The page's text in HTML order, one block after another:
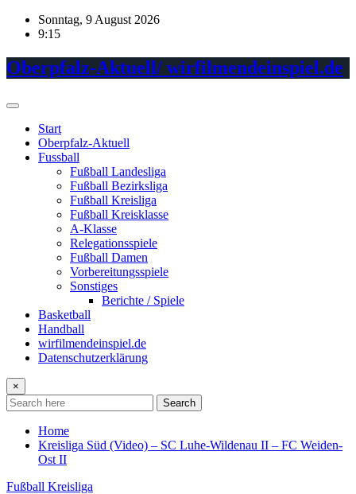
Skip
Sonntag, 9 August 2026
9:15
Oberpfalz-Aktuell/ wirfilmendeinspiel.de
Start
Oberpfalz-Aktuell
Fussball
Fußball Landesliga
Fußball Bezirksliga
Fußball Kreisliga
Fußball Kreisklasse
A-Klasse
Relegationsspiele
Fußball Damen
Vorbereitungsspiele
Sonstiges
Berichte / Spiele
Basketball
Handball
wirfilmendeinspiel.de
Datenschutzerklärung
×
Search
Home
Kreisliga Süd (Video) – SC Luhe-Wildenau II – FC Weiden-
Ost II
Fußball Kreisliga